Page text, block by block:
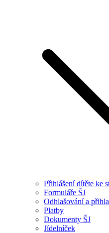
Přihlášení dítěte ke
Formuláře ŠJ
Odhlašování a
Platby
Dokumenty ŠJ
Jídelníček